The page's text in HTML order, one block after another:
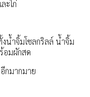
ะไก่
น้ำจิ้มโซลกริลล์ น้ำจิ้ม
อมผักสด
กมากมาย